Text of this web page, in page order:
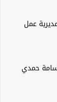
عمل
حمدي